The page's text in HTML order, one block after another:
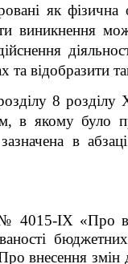
як
виникнення
відобразити
8 розділу
в якому було
в
IX «Про
внесення змін